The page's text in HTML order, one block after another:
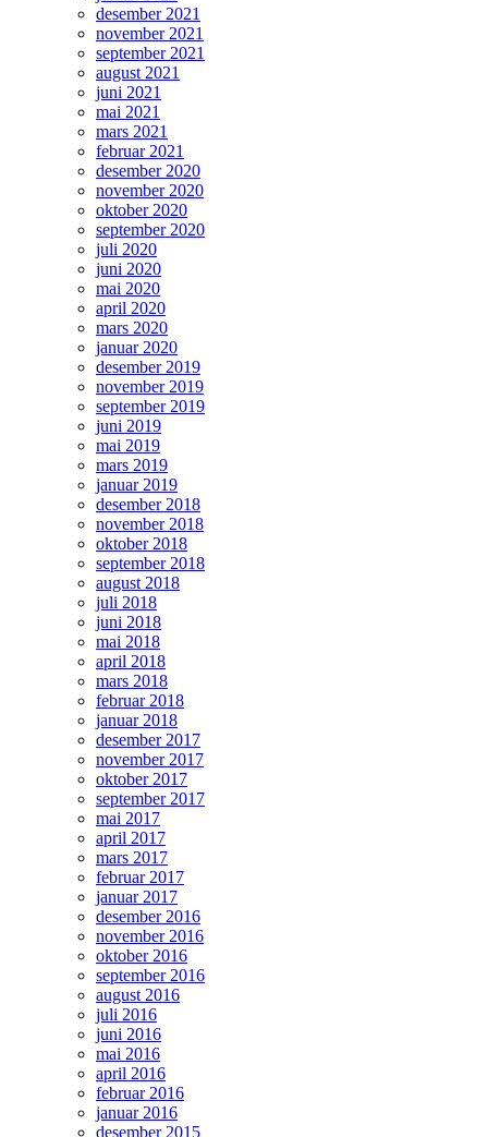
desember 2021
november 2021
september 2021
august 2021
juni 2021
mai 2021
mars 2021
februar 2021
desember 2020
november 2020
oktober 2020
september 2020
juli 2020
juni 2020
mai 2020
april 2020
mars 2020
januar 2020
desember 2019
november 2019
september 2019
juni 2019
mai 2019
mars 2019
januar 2019
desember 2018
november 2018
oktober 2018
september 2018
august 2018
juli 2018
juni 2018
mai 2018
april 2018
mars 2018
februar 2018
januar 2018
desember 2017
november 2017
oktober 2017
september 2017
mai 2017
april 2017
mars 2017
februar 2017
januar 2017
desember 2016
november 2016
oktober 2016
september 2016
august 2016
juli 2016
juni 2016
mai 2016
april 2016
februar 2016
januar 2016
desember 2015